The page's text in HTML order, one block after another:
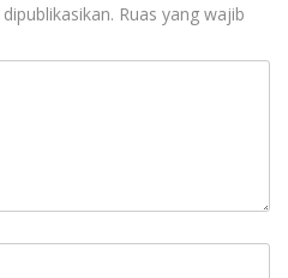
Ruas yang wajib